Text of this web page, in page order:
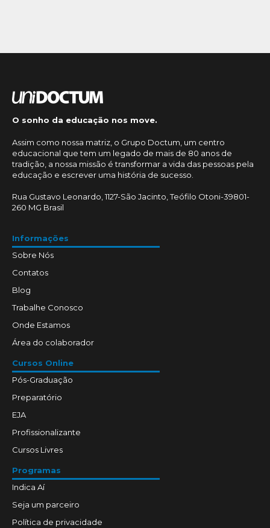
O sonho da educação nos move.
Assim como nossa matriz, o Grupo Doctum, um centro
educacional que tem um legado de mais de 80 anos de
tradição, a nossa missão é transformar a vida das pessoas pela
educação e escrever uma história de sucesso.
Rua Gustavo Leonardo, 1127-São Jacinto, Teófilo Otoni-39801-
260 MG Brasil
Informações
Sobre Nós
Contatos
Blog
Trabalhe Conosco
Onde Estamos
Área do colaborador
Cursos Online
Pós-Graduação
Preparatório
EJA
Profissionalizante
Cursos Livres
Programas
Indica Aí
Seja um parceiro
Política de privacidade